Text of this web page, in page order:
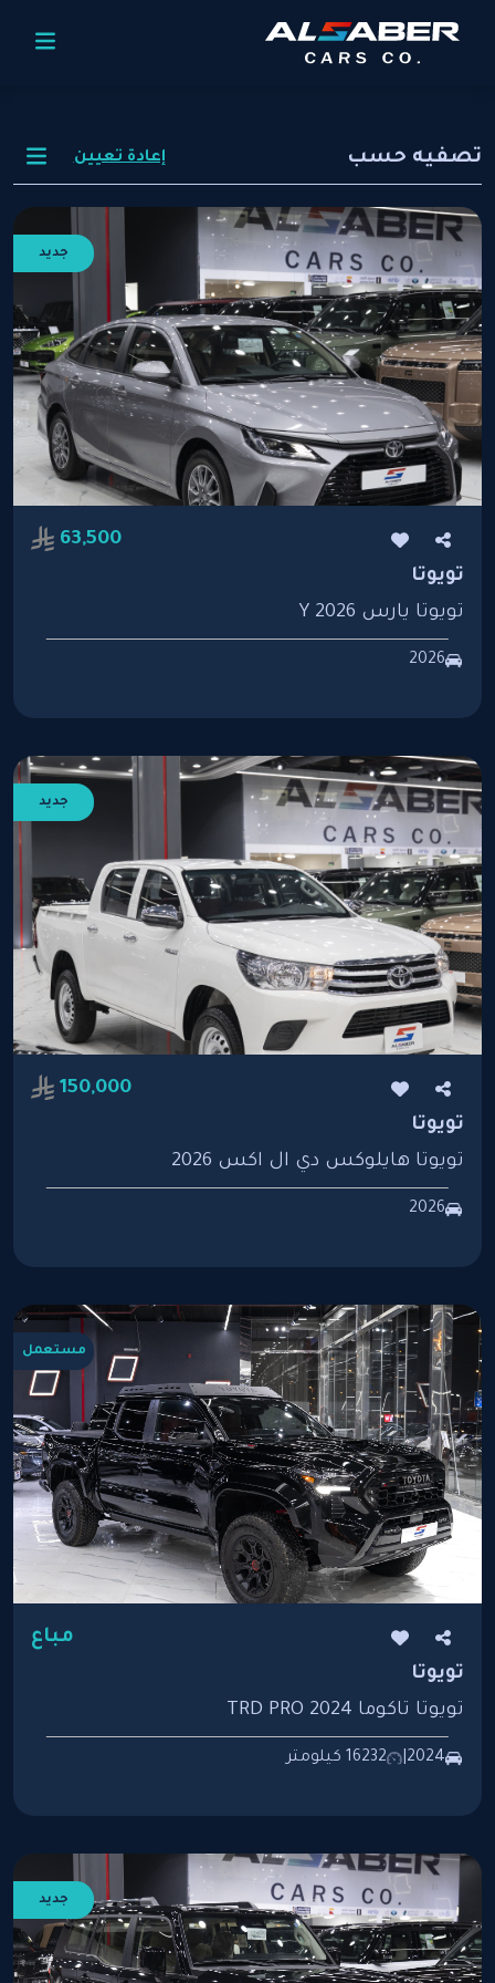
تصفيه حسب إعادة تعيين
جديد
63,500
تويوتا
تويوتا يارس Y 2026
2026
جديد
150,000
تويوتا
تويوتا هايلوكس دي ال اكس 2026
2026
مستعمل
مباع
تويوتا
تويوتا تاكوما TRD PRO 2024
2024
| 16232 كيلومتر
جديد